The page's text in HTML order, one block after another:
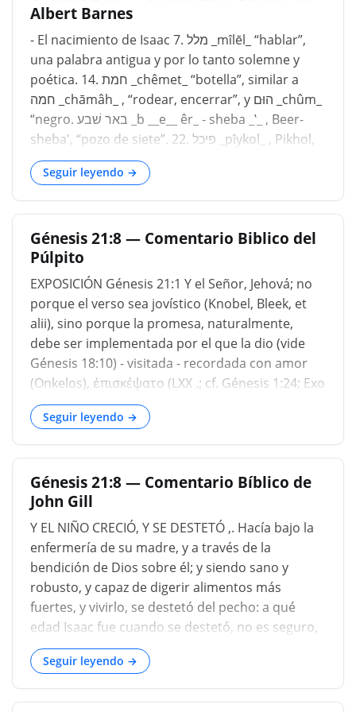
pequeño _, que todavía se usa en el norte de
Gran Bretaña e Irlanda, y que por su etimología
parece para significar _un niño tomado del
pecho _; seguramente no del escocés _wee-ane,
un pequeño _, mucho menos del alemán _wenig,
pequeña _, como lo derivarían el Dr. Johnson y
otros. En qué momento los niños fueron
controvertido. San Jerónimo dice que
Albert Barnes
- El nacimiento de Isaac 7. מלל _mı̂lēl_ “hablar”,
una palabra antigua y por lo tanto solemne y
poética. 14. חמת _chêmet_ “botella”, similar a
חמה _chāmâh_ , “rodear, encerrar”, y הוּם _chûm_
“negro. באר שׁבע _b __e__ êr_ - sheba _‛_ , Beer-
sheba', “pozo de siete”. 22. פיכל _pı̂ykol_ , Pikhol,
“boca o portavoz de todos”. 23. נין _nı̂yn_
“descendencia, pariente”; relacionado: “br
Seguir leyendo →
Génesis 21:8 — Comentario Biblico del
Púlpito
EXPOSICIÓN Génesis 21:1 Y el Señor, Jehová; no
porque el verso sea jovístico (Knobel, Bleek, et
alii), sino porque la promesa, naturalmente,
debe ser implementada por el que la dio (vide
Génesis 18:10) - visitada - recordada con amor
(Onkelos), ἐπισκέψατο (LXX .; cf. Génesis 1:24; Exo
4:31; 1 Samuel 2:21; Isaías 23:17); aunque a veces
significa acercarse en juicio (vide Éxodo 20:5;
Éxodo 32:3
Seguir leyendo →
Génesis 21:8 — Comentario Bíblico de
John Gill
Y EL NIÑO CRECIÓ, Y SE DESTETÓ ,. Hacía bajo la
enfermería de su madre, y a través de la
bendición de Dios sobre él; y siendo sano y
robusto, y capaz de digerir alimentos más
fuertes, y vivirlo, se destetó del pecho: a qué
edad Isaac fue cuando se destetó, no es seguro,
sin que no haya tiempo fijo para tal avance, pero
fue en la discreción de los padres, y como les
gustó, y el caso de sus hijos requeridos; y en
aquellos momentos, cuando los hombres vivían
Seguir leyendo →